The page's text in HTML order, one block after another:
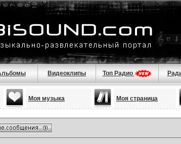
Видеоклипы Топ Радио
Моя музыка Моя страница